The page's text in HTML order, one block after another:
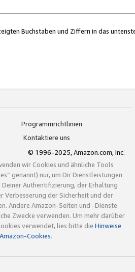
Buchstaben und Ziffern in das
Programmrichtlinien
Kontaktiere uns
© 1996-2025, Amazon.com, Inc.
wir Cookies und ähnliche Tools
genannt) nur, um Dir Dienstleistungen
Authentifizierung, der Erhaltung
Verbesserung der Sicherheit und der
Andere Amazon-Seiten und -Dienste
Zwecke verwenden. Um mehr darüber
verwendet, lies bitte die Hinweise
Cookies.